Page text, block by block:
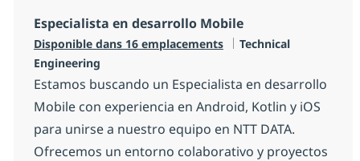
Especialista en desarrollo Mobile
Disponible dans 16 emplacements Catégorie
Technical
Engineering
Estamos buscando un Especialista en desarrollo
Mobile con experiencia en Android, Kotlin y iOS
para unirse a nuestro equipo en NTT DATA.
Ofrecemos un entorno colaborativo y proyectos